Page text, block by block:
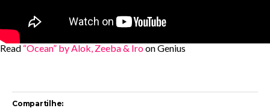
Read “Ocean” by Alok, Zeeba & Iroon Genius
Compartilhe: